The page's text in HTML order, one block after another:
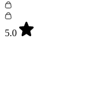
5.0